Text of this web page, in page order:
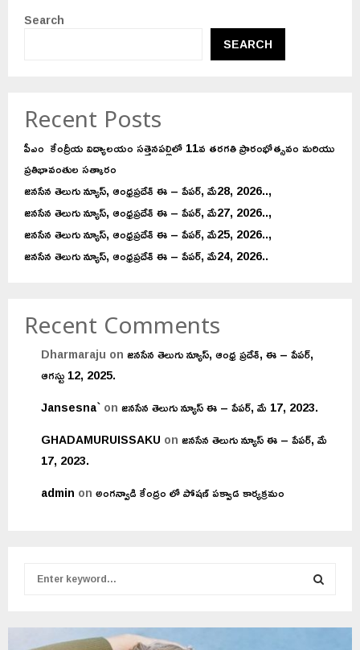
Search
SEARCH
Recent Posts
పీఎం కేంద్రీయ విద్యాలయం సత్తెనపల్లిలో 11వ తరగతి ప్రారంభోత్సవం మరియు
ప్రతిభావంతుల సత్కారం
జనసేన తెలుగు న్యూస్, ఆంధ్రప్రదేశ్ ఈ – పేపర్, మే28, 2026..,
జనసేన తెలుగు న్యూస్, ఆంధ్రప్రదేశ్ ఈ – పేపర్, మే27, 2026..,
జనసేన తెలుగు న్యూస్, ఆంధ్రప్రదేశ్ ఈ – పేపర్, మే25, 2026..,
జనసేన తెలుగు న్యూస్, ఆంధ్రప్రదేశ్ ఈ – పేపర్, మే24, 2026..
Recent Comments
Dharmaraju onజనసేన తెలుగు న్యూస్, ఆంధ్ర ప్రదేశ్, ఈ – పేపర్,
ఆగస్టు 12, 2025.
Jansesna`onజనసేన తెలుగు న్యూస్ ఈ – పేపర్, మే 17, 2023.
GHADAMURUISSAKU onజనసేన తెలుగు న్యూస్ ఈ – పేపర్, మే
17, 2023.
admin onఅంగన్వాడి కేంద్రం లో పోషణ్ పక్వాడ కార్యక్రమం
r